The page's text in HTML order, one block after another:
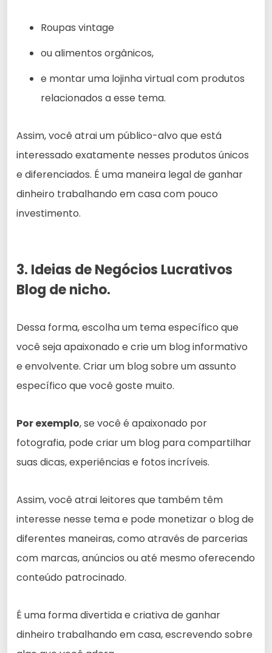
Roupas vintage
ou alimentos orgânicos,
e montar uma lojinha virtual com produtos
relacionados a esse tema.
Assim, você atrai um público-alvo que está
interessado exatamente nesses produtos únicos
e diferenciados. É uma maneira legal de ganhar
dinheiro trabalhando em casa com pouco
investimento.
3. Ideias de Negócios Lucrativos
Blog de nicho.
Dessa forma, escolha um tema específico que
você seja apaixonado e crie um blog informativo
e envolvente. Criar um blog sobre um assunto
específico que você goste muito.
Por exemplo, se você é apaixonado por
fotografia, pode criar um blog para compartilhar
suas dicas, experiências e fotos incríveis.
Assim, você atrai leitores que também têm
interesse nesse tema e pode monetizar o blog de
diferentes maneiras, como através de parcerias
com marcas, anúncios ou até mesmo oferecendo
conteúdo patrocinado.
É uma forma divertida e criativa de ganhar
dinheiro trabalhando em casa, escrevendo sobre